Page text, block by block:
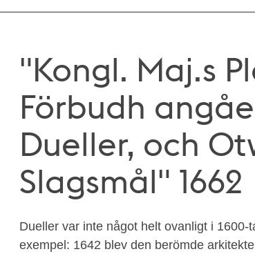
"Kongl. Maj.s
Förbudh
Dueller, och
Slagsmål" 1662
Dueller var inte något helt ovanligt i 1600-
exempel: 1642 blev den berömde